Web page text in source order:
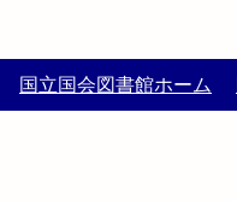
国立国会図書館ホーム